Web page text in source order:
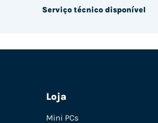
Serviço técnico disponível
Loja
Mini PCs